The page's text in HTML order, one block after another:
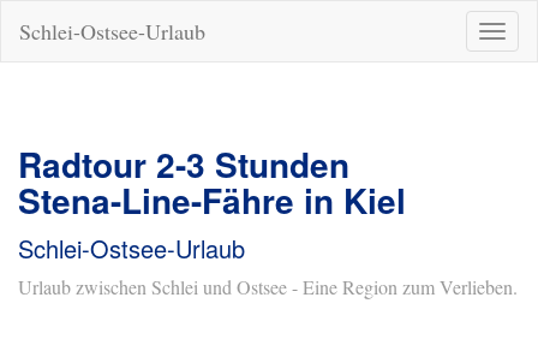
ein-/
Schlei-Ostsee-Urlaub
Radtour 2-3 Stunden
Stena-Line-Fähre in Kiel
Schlei-Ostsee-Urlaub
Urlaub zwischen Schlei und Ostsee - Eine Region zum Verlieben.